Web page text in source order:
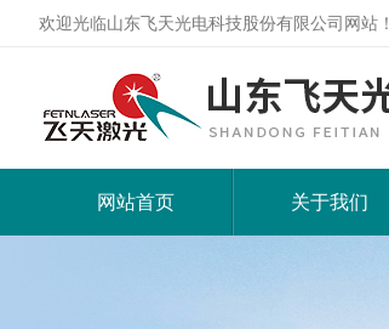
欢迎光临山东飞天光电科技股份有限公司网站！
网站首页 关于我们